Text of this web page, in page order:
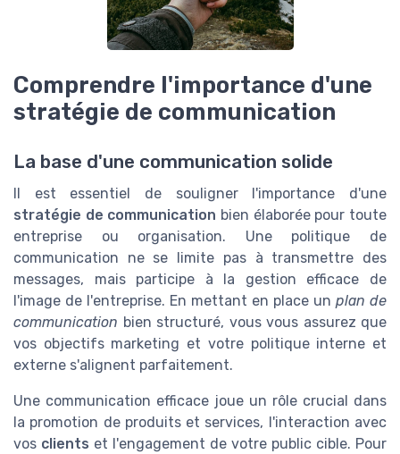
Comprendre l'importance d'une
stratégie de communication
La base d'une communication solide
Il est essentiel de souligner l'importance d'une
stratégie de communication bien élaborée pour toute
entreprise ou organisation. Une politique de
communication ne se limite pas à transmettre des
messages, mais participe à la gestion efficace de
l'image de l'entreprise. En mettant en place un plan de
communication bien structuré, vous vous assurez que
vos objectifs marketing et votre politique interne et
externe s'alignent parfaitement.
Une communication efficace joue un rôle crucial dans
la promotion de produits et services, l'interaction avec
vos clients et l'engagement de votre public cible. Pour